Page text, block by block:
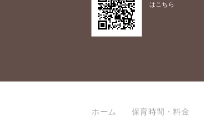
はこちら
ホーム 保育時間・料金